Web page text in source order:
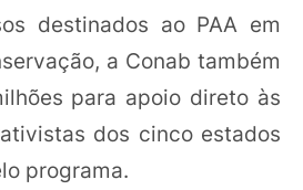
destinados ao PAA em
a Conab também
para apoio direto às
dos cinco estados
programa.